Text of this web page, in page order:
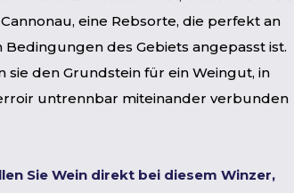
eine Rebsorte, die perfekt an
des Gebiets angepasst ist.
sie den Grundstein für ein Weingut, in
untrennbar miteinander verbunden
Sie Wein direkt bei diesem Winzer,